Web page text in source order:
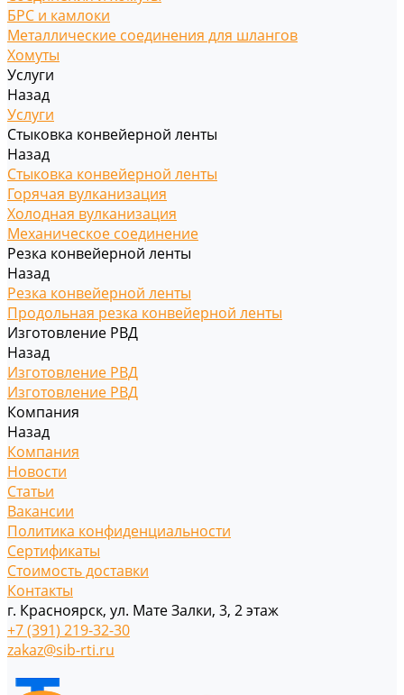
БРС и камлоки
Металлические соединения для шлангов
Хомуты
Услуги
Назад
Услуги
Стыковка конвейерной ленты
Назад
Стыковка конвейерной ленты
Горячая вулканизация
Холодная вулканизация
Механическое соединение
Резка конвейерной ленты
Назад
Резка конвейерной ленты
Продольная резка конвейерной ленты
Изготовление РВД
Назад
Изготовление РВД
Изготовление РВД
Компания
Назад
Компания
Новости
Статьи
Вакансии
Политика конфиденциальности
Сертификаты
Стоимость доставки
Контакты
г. Красноярск, ул. Мате Залки, 3, 2 этаж
+7 (391) 219-32-30
zakaz@sib-rti.ru